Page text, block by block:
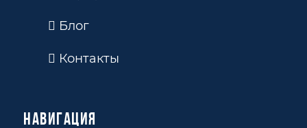
Блог
Контакты
Навигация